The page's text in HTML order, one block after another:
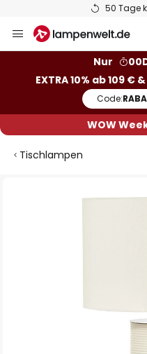
50 Tage
Inhalt
Nur
EXTRA 10% ab 109 €
Code:
WOW
Tischlampen